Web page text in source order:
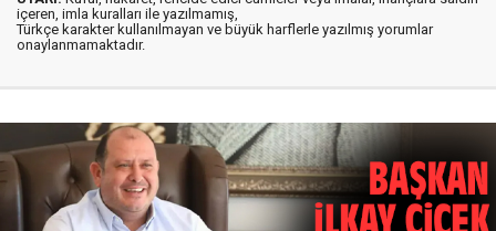
içeren, imla kuralları ile yazılmamış,
Türkçe karakter kullanılmayan ve büyük harflerle yazılmış yorumlar
onaylanmamaktadır.